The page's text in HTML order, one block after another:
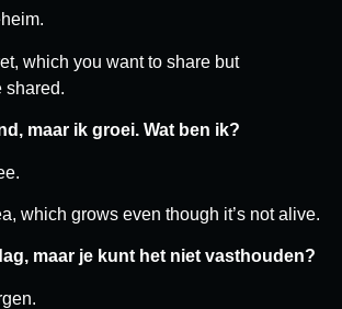
which you want to share but
shared.
maar ik groei. Wat ben ik?
which grows even though it’s not alive.
maar je kunt het niet vasthouden?